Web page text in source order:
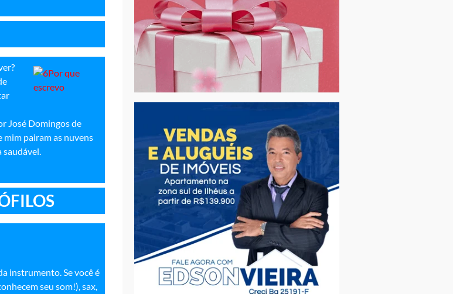
José Domingos de
pairam as nuvens
saudável.
instrumento. Se você é
seu som!), sax,